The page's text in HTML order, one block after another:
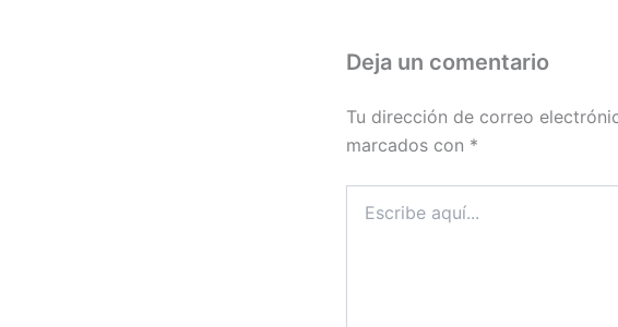
Deja un comentario
Tu dirección de correo
marcados con *
aquí...